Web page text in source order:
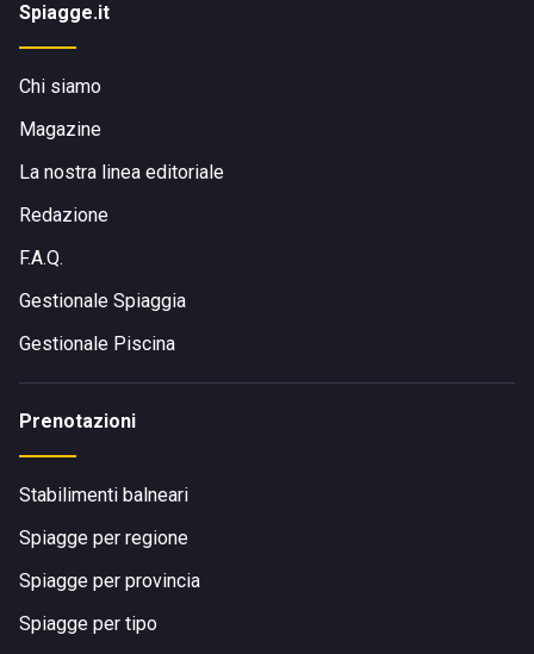
Spiagge.it
Chi siamo
Magazine
La nostra linea editoriale
Redazione
F.A.Q.
Gestionale Spiaggia
Gestionale Piscina
Prenotazioni
Stabilimenti balneari
Spiagge per regione
Spiagge per provincia
Spiagge per tipo